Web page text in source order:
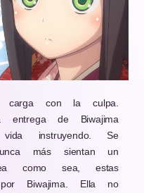
con la culpa.
entrega de Biwajima
instruyendo. Se
más sientan un
como sea, estas
Biwajima. Ella no